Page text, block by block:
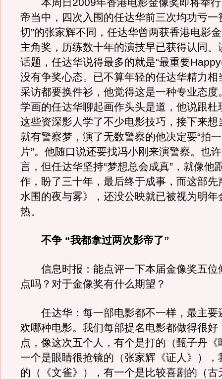
本周日2009年香港电影金像奖即将举行
帝当中，四次入围的任达华前三次均功亏一
切”的张家辉不同，任达华曾两获香港电影
主角奖，历练数十年的演技早已获得认同。
话题，任达华说得最多的就是“最重要
没有争奖心态。已不算年轻的任达华精力相
采访都要换件衫，他觉得这是一种专业态度
学画的任达华聊起画作头头是道，他说跟杜
这些资深影人学了不少电影技巧，接下来想
就有警察梦，演了无数警察的他决定要“拍
片”。他随口说还要找冯小刚来演警察。也
言，但任达华坚持“梦想总会成真”，就像他
作，盼了三十年，最后终于成事，而这部先
水围的夜与雾》，还没公映就已被视为明年
热。
不争 “我都拿过两次影帝了”
信息时报：能点评一下本届金像奖五位
点吗？对于金像奖有什么期望？
任达华：每一部电影都不一样，最主要
欢哪种电影。我们每部提名电影都做得很好
点，像这次五个人，有个是打的（甄子丹《
一个是眼睛很抢镜的（张家辉《证人》），
的（《文雀》），有一个是比较喜剧的（古